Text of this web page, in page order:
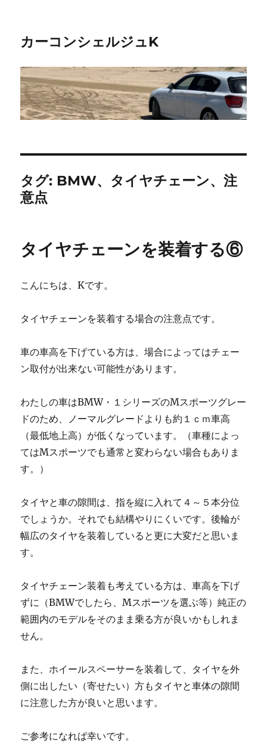
カーコンシェルジュK
タグ: BMW、タイヤチェーン、注
意点
タイヤチェーンを装着する⑥
こんにちは、Kです。
タイヤチェーンを装着する場合の注意点です。
車の車高を下げている方は、場合によってはチェー
ン取付が出来ない可能性があります。
わたしの車はBMW・１シリーズのMスポーツグレー
ドのため、ノーマルグレードよりも約１ｃｍ車高
（最低地上高）が低くなっています。（車種によっ
てはMスポーツでも通常と変わらない場合もありま
す。）
タイヤと車の隙間は、指を縦に入れて４～５本分位
でしょうか。それでも結構やりにくいです。後輪が
幅広のタイヤを装着していると更に大変だと思いま
す。
タイヤチェーン装着も考えている方は、車高を下げ
ずに（BMWでしたら、Mスポーツを選ぶ等）純正の
範囲内のモデルをそのまま乗る方が良いかもしれま
せん。
また、ホイールスペーサーを装着して、タイヤを外
側に出したい（寄せたい）方もタイヤと車体の隙間
に注意した方が良いと思います。
ご参考になれば幸いです。